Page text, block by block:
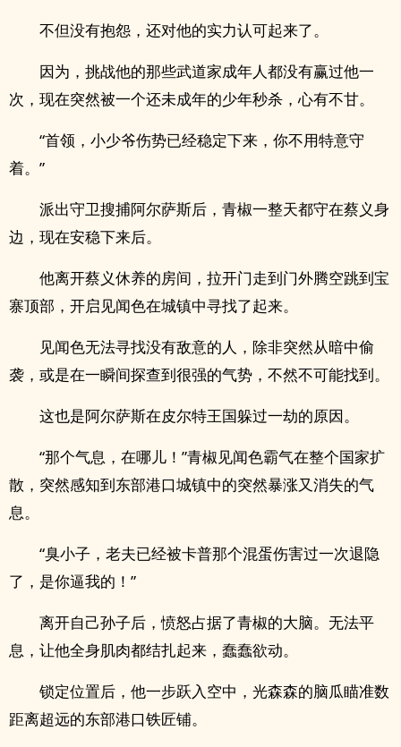
不但没有抱怨，还对他的实力认可起来了。
因为，挑战他的那些武道家成年人都没有赢过他一
次，现在突然被一个还未成年的少年秒杀，心有不甘。
“首领，小少爷伤势已经稳定下来，你不用特意守
着。”
派出守卫搜捕阿尔萨斯后，青椒一整天都守在蔡义身
边，现在安稳下来后。
他离开蔡义休养的房间，拉开门走到门外腾空跳到宝
寨顶部，开启见闻色在城镇中寻找了起来。
见闻色无法寻找没有敌意的人，除非突然从暗中偷
袭，或是在一瞬间探查到很强的气势，不然不可能找到。
这也是阿尔萨斯在皮尔特王国躲过一劫的原因。
“那个气息，在哪儿！”青椒见闻色霸气在整个国家扩
散，突然感知到东部港口城镇中的突然暴涨又消失的气
息。
“臭小子，老夫已经被卡普那个混蛋伤害过一次退隐
了，是你逼我的！”
离开自己孙子后，愤怒占据了青椒的大脑。无法平
息，让他全身肌肉都结扎起来，蠢蠢欲动。
锁定位置后，他一步跃入空中，光森森的脑瓜瞄准数
距离超远的东部港口铁匠铺。